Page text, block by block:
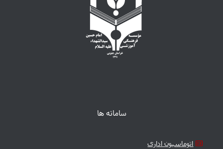
سامانه ها
اتوماسیون اداری